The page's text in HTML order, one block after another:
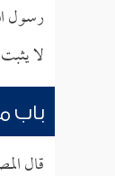
رسول
لا
باب
قال